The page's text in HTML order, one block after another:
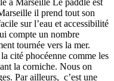
il prend tout son
sur l’eau et accessibilité
compte un nombre
tournée vers la mer.
cité phocéenne comme les
la corniche. Nous on
Par ailleurs, c’est une